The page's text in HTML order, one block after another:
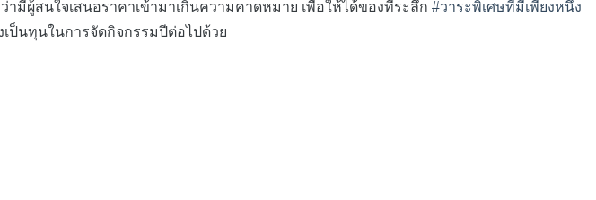
ผู้สนใจเสนอราคาเข้ามาเกินความคาดหมาย เพื่อให้ได้ของที่ระลึก #วาระพิเศษที่มีเพียงหนึ่ง
ป็นทุนในการจัดกิจกรรมปีต่อไปด้วย